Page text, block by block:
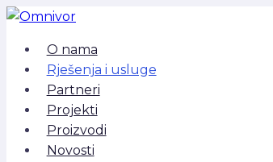
Skip
contentO nama
Rješenja i usluge
Partneri
Projekti
Proizvodi
Novosti